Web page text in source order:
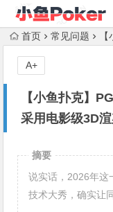
首页 常见问题 【
【小鱼扑克】
采用电影级3D
A+
摘要
说实话，2026年这
技术大秀，确实让